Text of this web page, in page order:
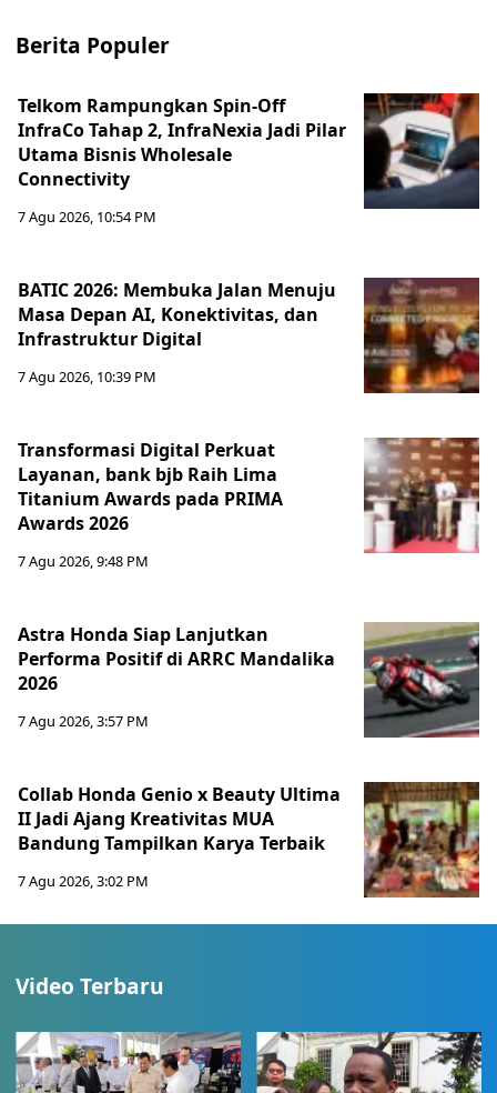
Berita Populer
Telkom Rampungkan Spin-Off
InfraCo Tahap 2, InfraNexia Jadi Pilar
Utama Bisnis Wholesale
Connectivity
7 Agu 2026, 10:54 PM
BATIC 2026: Membuka Jalan Menuju
Masa Depan AI, Konektivitas, dan
Infrastruktur Digital
7 Agu 2026, 10:39 PM
Transformasi Digital Perkuat
Layanan, bank bjb Raih Lima
Titanium Awards pada PRIMA
Awards 2026
7 Agu 2026, 9:48 PM
Astra Honda Siap Lanjutkan
Performa Positif di ARRC Mandalika
2026
7 Agu 2026, 3:57 PM
Collab Honda Genio x Beauty Ultima
II Jadi Ajang Kreativitas MUA
Bandung Tampilkan Karya Terbaik
7 Agu 2026, 3:02 PM
Video Terbaru